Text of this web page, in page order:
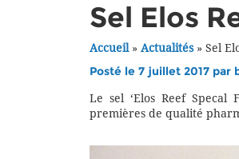
Sel Elos
Accueil» Actualités» Sel
Posté le 7 juillet 2017 par
Le sel ‘Elos Reef
premières de qualité